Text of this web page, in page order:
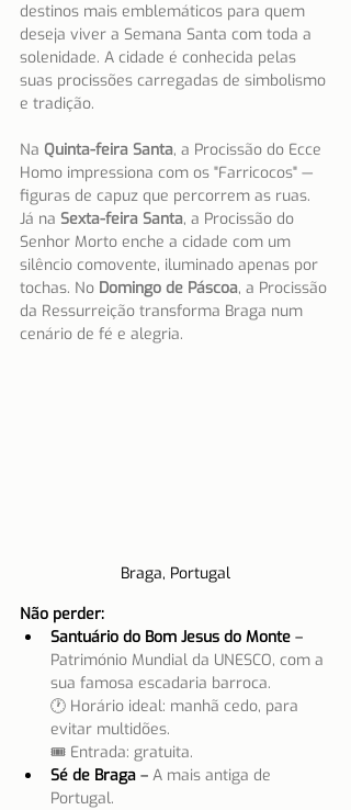
destinos mais emblemáticos para quem
deseja viver a Semana Santa com toda a
solenidade. A cidade é conhecida pelas
suas procissões carregadas de simbolismo
e tradição.
Na Quinta-feira Santa, a Procissão do Ecce
Homo impressiona com os "Farricocos" —
figuras de capuz que percorrem as ruas.
Já na Sexta-feira Santa, a Procissão do
Senhor Morto enche a cidade com um
silêncio comovente, iluminado apenas por
tochas. No Domingo de Páscoa, a Procissão
da Ressurreição transforma Braga num
cenário de fé e alegria.
Braga, Portugal
Não perder:
Santuário do Bom Jesus do Monte –
Património Mundial da UNESCO, com a
sua famosa escadaria barroca.
🕐 Horário ideal: manhã cedo, para
evitar multidões.
🎟 Entrada: gratuita.
Sé de Braga – A mais antiga de
Portugal.